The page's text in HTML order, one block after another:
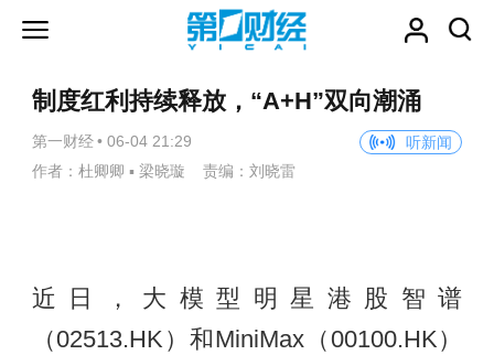
制度红利持续释放，“A+H”双向潮涌
第一财经 • 06-04 21:29
听新闻
作者：杜卿卿 ▪ 梁晓璇 责编：刘晓雷
近日，大模型明星港股智谱
（02513.HK）和MiniMax（00100.HK）